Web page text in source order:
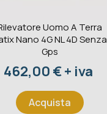
Uomo A Terra
Nano 4G NL 4D Senza
Gps
Prezzo
462,00 € + iva
Acquista